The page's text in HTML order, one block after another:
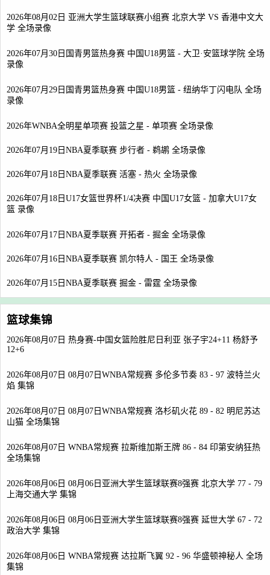
2026年08月02日 亚洲大学生篮球联赛小组赛 北京大学 VS 香港中文大
学 全场录像
2026年07月30日国青男篮热身赛 中国U18男篮 - 大卫·安篮球学院 全场
录像
2026年07月29日国青男篮热身赛 中国U18男篮 - 纽纳华丁闪电队 全场
录像
2026年WNBA全明星单项赛 投篮之星 - 单项赛 全场录像
2026年07月19日NBA夏季联赛 步行者 - 鹈鹕 全场录像
2026年07月18日NBA夏季联赛 活塞 - 热火 全场录像
2026年07月18日U17女篮世界杯1/4决赛 中国U17女篮 - 加拿大U17女
篮 录像
2026年07月17日NBA夏季联赛 开拓者 - 掘金 全场录像
2026年07月16日NBA夏季联赛 凯尔特人 - 国王 全场录像
2026年07月15日NBA夏季联赛 掘金 - 雷霆 全场录像
篮球集锦
2026年08月07日 热身赛-中国女篮险胜尼日利亚 张子宇24+11 杨舒予
12+6
2026年08月07日 08月07日WNBA常规赛 多伦多节奏 83 - 97 波特兰火
焰 集锦
2026年08月07日 08月07日WNBA常规赛 洛杉矶火花 89 - 82 明尼苏达
山猫 全场集锦
2026年08月07日 WNBA常规赛 拉斯维加斯王牌 86 - 84 印第安纳狂热
全场集锦
2026年08月06日 08月06日亚洲大学生篮球联赛8强赛 北京大学 77 - 79
上海交通大学 集锦
2026年08月06日 08月06日亚洲大学生篮球联赛8强赛 延世大学 67 - 72
政治大学 集锦
2026年08月06日 WNBA常规赛 达拉斯飞翼 92 - 96 华盛顿神秘人 全场
集锦